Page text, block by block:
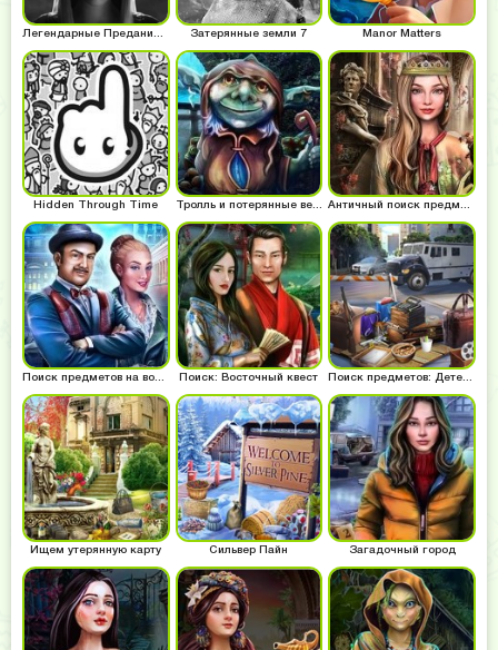
Затерянные земли 7 Manor Matters
Hidden Through Time Тролль и потерянные вещи Античный поиск предметов
Поиск предметов на вокзале Поиск: Восточный квест Поиск предметов: Детектив
Ищем утерянную карту Сильвер Пайн Загадочный город